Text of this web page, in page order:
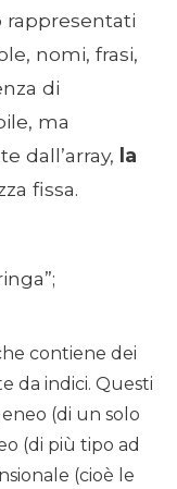
nomi, frasi,
di
ma
dall’array, la
fissa.
contiene dei
da indici. Questi
(di un solo
(di più tipo ad
(cioè le